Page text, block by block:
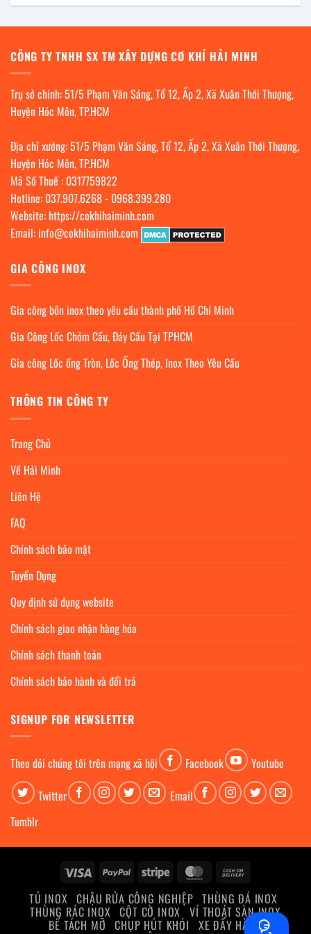
CÔNG TY TNHH SX TM XÂY DỰNG CƠ KHÍ HẢI MINH
Trụ sở chính: 51/5 Phạm Văn Sáng, Tổ 12, Ấp 2, Xã Xuân Thới Thượng,
Huyện Hóc Môn, TP.HCM
Địa chỉ xưởng: 51/5 Phạm Văn Sáng, Tổ 12, Ấp 2, Xã Xuân Thới Thượng,
Huyện Hóc Môn, TP.HCM
Mã Số Thuế : 0317759822
Hotline: 037.907.6268- 0968.399.280
Website: https://cokhihaiminh.com
Email: info@cokhihaiminh.com
GIA CÔNG INOX
Gia công bồn inox theo yêu cầu thành phố Hồ Chí Minh
Gia Công Lốc Chỏm Cầu, Đáy Cầu Tại TPHCM
Gia công Lốc ống Tròn, Lốc Ống Thép, Inox Theo Yêu Cầu
THÔNG TIN CÔNG TY
Trang Chủ
Về Hải Minh
Liên Hệ
FAQ
Chính sách bảo mật
Tuyển Dụng
Quy định sử dụng website
Chính sách giao nhận hàng hóa
Chính sách thanh toán
Chính sách bảo hành và đổi trả
SIGNUP FOR NEWSLETTER
Theo dỏi chúng tôi trên mạng xã hội Facebook
Youtube
Twitter
Email
Tumblr
Visa PayPal Stripe MasterCard
Delivery
TỦ INOX CHẬU RỬA CÔNG NGHIỆP THÙNG ĐÁ INOX
THÙNG RÁC INOX CỘT CỜ INOX VỈ THOÁT SÀN INOX
BỂ TÁCH MỠ CHỤP HÚT KHÓI XE ĐẨY HÀNG